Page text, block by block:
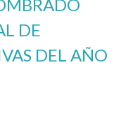
DE
DEL AÑO